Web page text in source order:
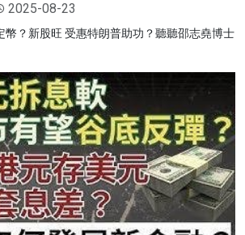
2025-08-23
幣？新股旺 受惠特朗普助功？聽聽邵志堯博士